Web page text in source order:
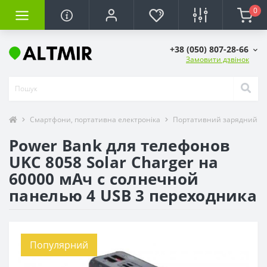
0
+38 (050) 807-28-66
Замовити дзвінок
Смартфони, портативна електроніка Портативний зарядний
Power Bank для телефонов
UKC 8058 Solar Charger на
60000 мАч с солнечной
панелью 4 USB 3 переходника
Популярний